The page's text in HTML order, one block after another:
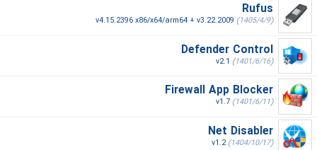
Rufus
v4.15.2396 x86/x64/arm64 + v3.22.2009 (1405/4/9)
Defender Control
v2.1 (1401/6/16)
Firewall App Blocker
v1.7 (1401/6/11)
Net Disabler
v1.2(1404/10/17)